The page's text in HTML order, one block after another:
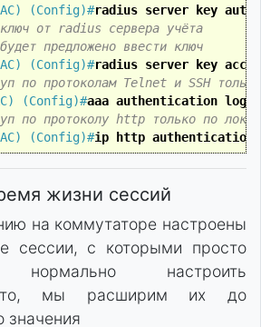
AC) (Config)#radius server key auth
от radius сервера учёта
предложено ввести ключ
AC) (Config)#radius server key acct
по протоколам Telnet и SSH
(Config)#aaa authentication
по протоколу http только по
AC) (Config)#ip http authentication
жизни сессий
на коммутаторе настроены
сессии, с которыми просто
нормально настроить
то, мы расширим их до
значения